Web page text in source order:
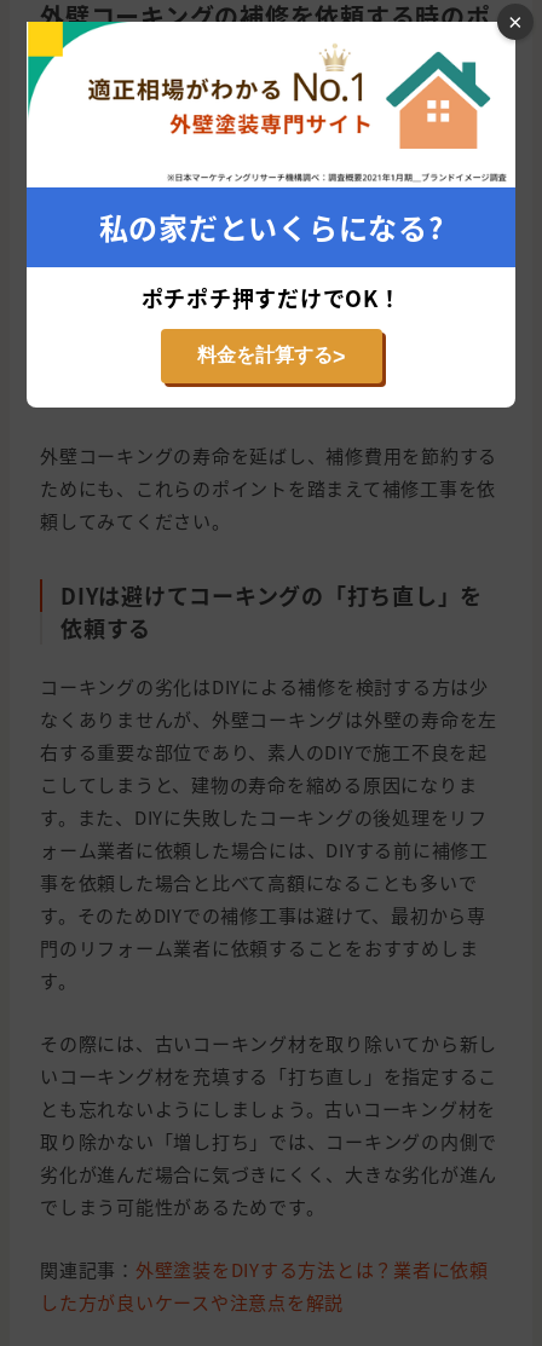
外壁コーキングの補修を依頼する時のポ
イント
最後に、外壁コーキングの補修を依頼する時のポイン
トについて、以下の3つをご紹介しましょう。
DIYは避けてコーキングの「打ち直し」を依頼
する
外壁塗装と同時に依頼する
5年〜10年ごとに定期的に点検する
外壁コーキングの寿命を延ばし、補修費用を節約する
ためにも、これらのポイントを踏まえて補修工事を依
頼してみてください。
DIYは避けてコーキングの「打ち直し」を
依頼する
コーキングの劣化はDIYによる補修を検討する方は少
なくありませんが、外壁コーキングは外壁の寿命を左
右する重要な部位であり、素人のDIYで施工不良を起
こしてしまうと、建物の寿命を縮める原因になりま
す。また、DIYに失敗したコーキングの後処理をリフ
ォーム業者に依頼した場合には、DIYする前に補修工
事を依頼した場合と比べて高額になることも多いで
す。そのためDIYでの補修工事は避けて、最初から専
門のリフォーム業者に依頼することをおすすめしま
す。
その際には、古いコーキング材を取り除いてから新し
いコーキング材を充填する「打ち直し」を指定するこ
とも忘れないようにしましょう。古いコーキング材を
取り除かない「増し打ち」では、コーキングの内側で
劣化が進んだ場合に気づきにくく、大きな劣化が進ん
でしまう可能性があるためです。
関連記事： 外壁塗装をDIYする方法とは？業者に依頼
した方が良いケースや注意点を解説
×
私の家だといくらになる?
ポチポチ押すだけでOK！
料金を計算する>